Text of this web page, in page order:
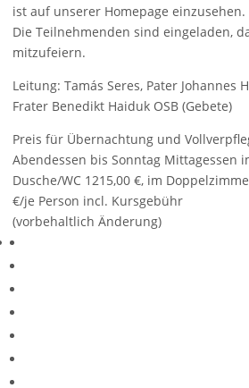
ist auf unserer Homepage einzusehen.
Die Teilnehmenden sind eingeladen,
mitzufeiern.
Leitung: Tamás Seres, Pater Johannes
Frater Benedikt Haiduk OSB (Gebete)
Preis für Übernachtung und
Abendessen bis Sonntag Mittagessen
Dusche/WC 1215,00 €, im
€/je Person incl. Kursgebühr
(vorbehaltlich Änderung)